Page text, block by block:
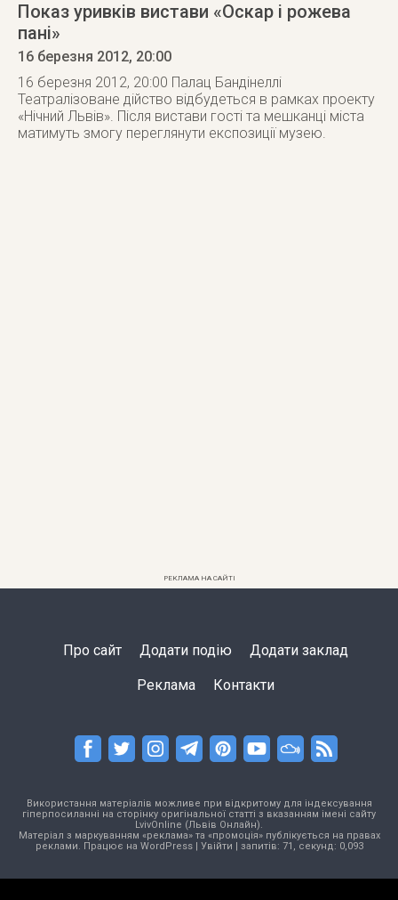
Показ уривків вистави «Оскар і рожева
пані»
16 березня 2012, 20:00
16 березня 2012, 20:00 Палац Бандінеллі
Театралізоване дійство відбудеться в рамках проекту
«Нічний Львів». Після вистави гості та мешканці міста
матимуть змогу переглянути експозиції музею.
РЕКЛАМА НА САЙТІ
Про сайт Додати подію Додати заклад
Реклама Контакти
Використання матеріалів можливе при відкритому для індексування
гіперпосиланні на сторінку оригінальної статті з вказанням імені сайту
LvivOnline (Львів Онлайн).
Матеріал з маркуванням «реклама» та «промоція» публікується на правах
реклами. Працює на WordPress| Увійти | запитів: 71, секунд: 0,093